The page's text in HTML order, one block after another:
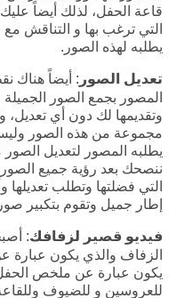
قاعة الحفل، لذلك أيضاً
التي ترغب بها و التناقش
يطلبه لهذه الصور.
تعديل الصور : أيضاً هناك
المصور بجمع الصور الجميلة
وتقديمها لك دون أي تعديل،
مجموعة من هذه الصور
يطلبه المصور لتعديل
ننصحك بعد رؤية جميع
التي فضلتها وتطلب
إطار جميل وتقوم بتكبير
فيديو قصير لزفافك:
الزفاف والذي يكون عبارة
يكون عبارة عن ملخص
للعروسين و للضيوف